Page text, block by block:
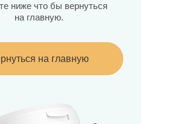
ниже что бы вернуться
на главную.
на главную